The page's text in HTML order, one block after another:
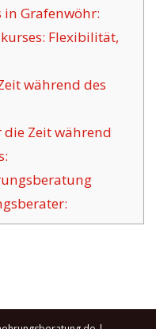
in Grafenwöhr:
Flexibilität,
während des
Zeit während